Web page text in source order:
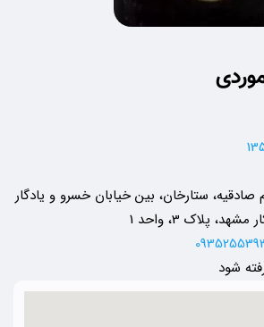
صادقیه، ستارخان، بین خیابان خسرو و یادگار
پلاک 3، واحد 1
شود